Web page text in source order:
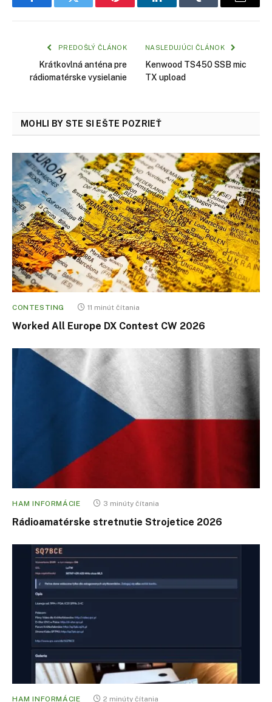
FacebookTwitter Pinterest LinkedInTumblr Email
PREDOŠLÝ ČLÁNOK
Krátkovlná anténa pre
rádiomatérske vysielanie
NASLEDUJÚCI ČLÁNOK
Kenwood TS450 SSB mic
TX upload
MOHLI BY STE SI EŠTE POZRIEŤ
CONTESTING 11 minút čítania
Worked All Europe DX Contest CW 2026
HAM INFORMÁCIE 3 minúty čítania
Rádioamatérske stretnutie Strojetice 2026
HAM INFORMÁCIE 2 minúty čítania